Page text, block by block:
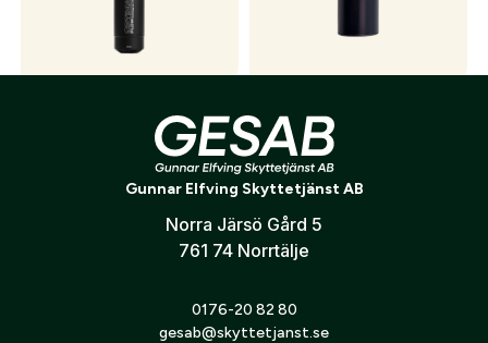
A-TEC Optima Flow .30 5/8-
Infitech ljuddämpare .22LR
"Tippmann"
1 695kr
Gunnar Elfving Skyttetjänst AB
Norra Järsö Gård 5
761 74 Norrtälje
0176-20 82 80
gesab@skyttetjanst.se